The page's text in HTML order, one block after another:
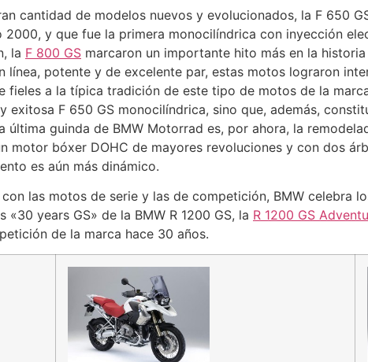
cantidad de modelos nuevos y evolucionados, la F 650
2000, y que fue la primera monocilíndrica con inyección
la F 800 GS marcaron un importante hito más en la
línea, potente y de excelente par, estas motos lograron
fieles a la típica tradición de este tipo de motos de la
exitosa F 650 GS monocilíndrica, sino que, además,
última guinda de BMW Motorrad es, por ahora, la
motor bóxer DOHC de mayores revoluciones y con dos
es aún más dinámico.
las motos de serie y las de competición, BMW celebra
years GS» de la BMW R 1200 GS, la R 1200 GS
de la marca hace 30 años.